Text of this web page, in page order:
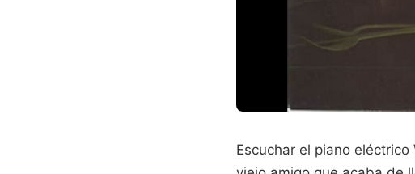
Escuchar el piano